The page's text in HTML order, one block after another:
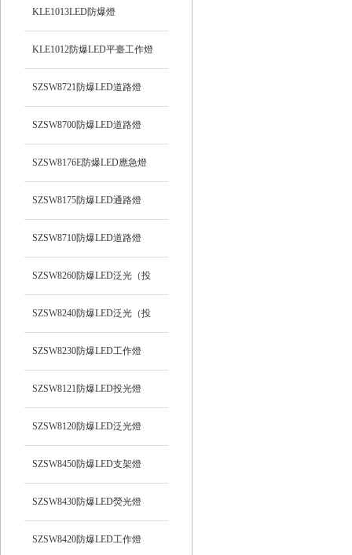
KLE1013LED防爆燈
KLE1012防爆LED平臺工作燈
SZSW8721防爆LED道路燈
SZSW8700防爆LED道路燈
SZSW8176E防爆LED應急燈
SZSW8175防爆LED通路燈
SZSW8710防爆LED道路燈
SZSW8260防爆LED泛光（投
光）工作燈
SZSW8240防爆LED泛光（投
光）工作燈
SZSW8230防爆LED工作燈
SZSW8121防爆LED投光燈
SZSW8120防爆LED泛光燈
SZSW8450防爆LED支架燈
SZSW8430防爆LED熒光燈
SZSW8420防爆LED工作燈